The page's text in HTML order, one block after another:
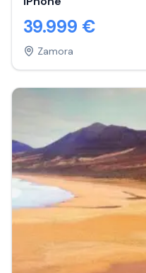
39.999 €
Zamora